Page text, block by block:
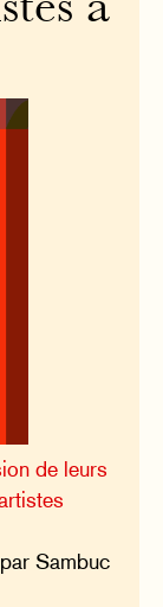
à
de leurs
Sambuc